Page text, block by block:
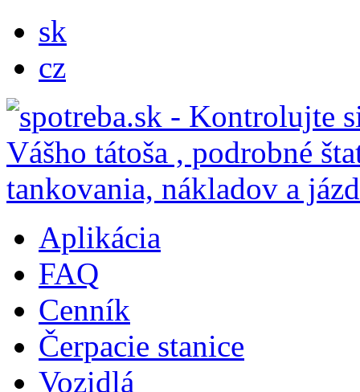
sk
cz
Aplikácia
FAQ
Cenník
Čerpacie stanice
Vozidlá